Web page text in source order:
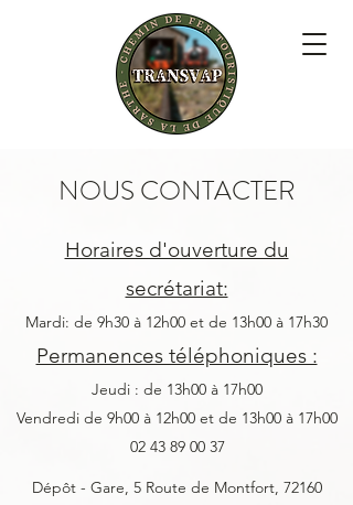
NOUS CONTACTER
Horaires d'ouverture du
secrétariat:
Mardi: de 9h30 à 12h00 et de 13h00 à 17h30
Permanences téléphoniques :
Jeudi : de 13h00 à 17h00
Vendredi de 9h00 à 12h00 et de 13h00 à 17h00
02 43 89 00 37
Dépôt - Gare, 5 Route de Montfort, 72160